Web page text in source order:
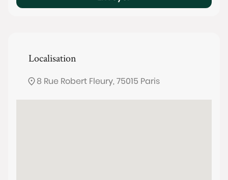
Localisation
8 Rue Robert Fleury, 75015 Paris